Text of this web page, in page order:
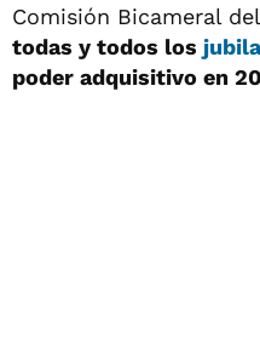
Comisión Bicameral
todas y todos los
poder adquisitivo en